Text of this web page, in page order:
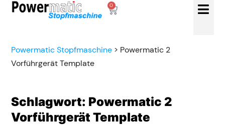
0
Powermatic Stopfmaschine > Powermatic 2
Vorführgerät Template
Schlagwort: Powermatic 2
Vorführgerät Template